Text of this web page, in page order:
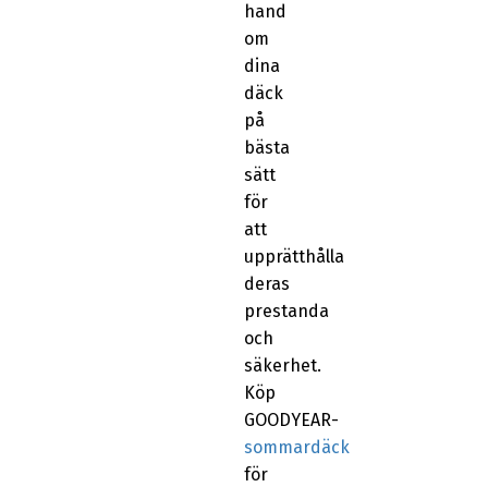
hand
om
dina
däck
på
bästa
sätt
för
att
upprätthålla
deras
prestanda
och
säkerhet.
Köp
GOODYEAR-
sommardäck
för